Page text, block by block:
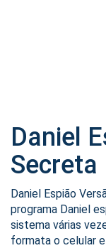
Daniel
Secreta
Daniel Espião
programa Daniel
sistema várias
formata o celular